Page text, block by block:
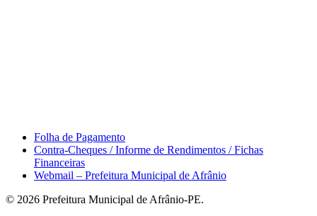
Folha de Pagamento
Contra-Cheques / Informe de Rendimentos / Fichas
Financeiras
Webmail – Prefeitura Municipal de Afrânio
© 2026 Prefeitura Municipal de Afrânio-PE.